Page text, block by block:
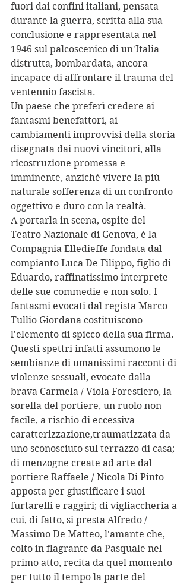
fuori dai confini italiani, pensata
durante la guerra, scritta alla sua
conclusione e rappresentata nel
1946 sul palcoscenico di un'Italia
distrutta, bombardata, ancora
incapace di affrontare il trauma del
ventennio fascista.
Un paese che preferì credere ai
fantasmi benefattori, ai
cambiamenti improvvisi della storia
disegnata dai nuovi vincitori, alla
ricostruzione promessa e
imminente, anziché vivere la più
naturale sofferenza di un confronto
oggettivo e duro con la realtà.
A portarla in scena, ospite del
Teatro Nazionale di Genova, è la
Compagnia Elledieffe fondata dal
compianto Luca De Filippo, figlio di
Eduardo, raffinatissimo interprete
delle sue commedie e non solo. I
fantasmi evocati dal regista Marco
Tullio Giordana costituiscono
l'elemento di spicco della sua firma.
Questi spettri infatti assumono le
sembianze di umanissimi racconti di
violenze sessuali, evocate dalla
brava Carmela / Viola Forestiero, la
sorella del portiere, un ruolo non
facile, a rischio di eccessiva
caratterizzazione,traumatizzata da
uno sconosciuto sul terrazzo di casa;
di menzogne create ad arte dal
portiere Raffaele / Nicola Di Pinto
apposta per giustificare i suoi
furtarelli e raggiri; di vigliaccheria a
cui, di fatto, si presta Alfredo /
Massimo De Matteo, l'amante che,
colto in flagrante da Pasquale nel
primo atto, recita da quel momento
per tutto il tempo la parte del